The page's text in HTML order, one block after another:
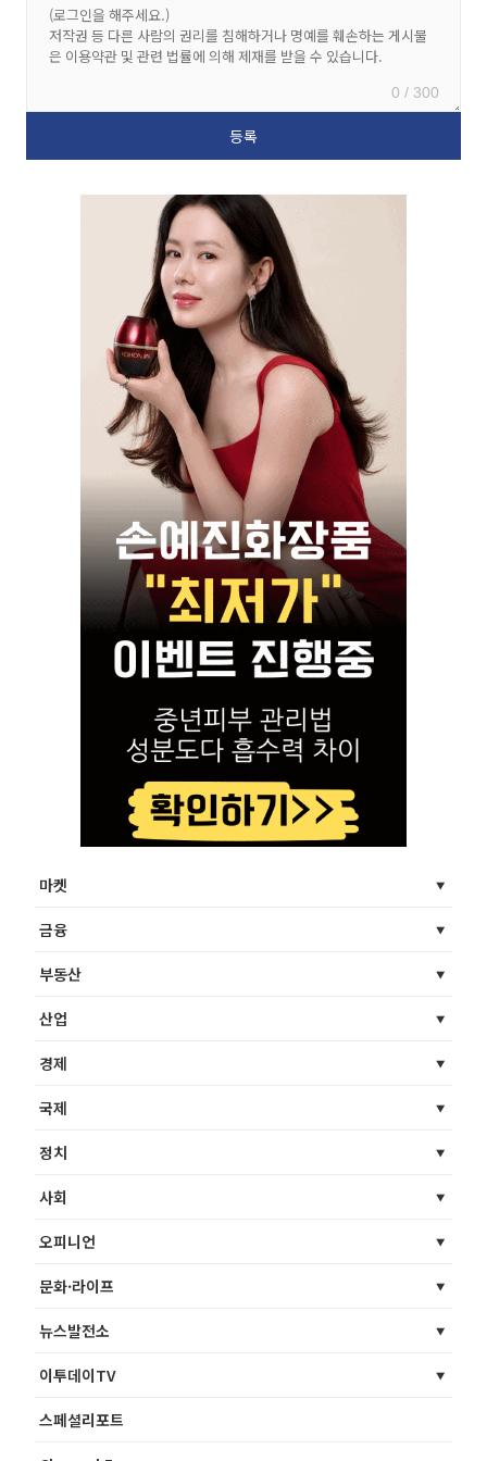
0 / 300
마켓
금융
부동산
산업
경제
국제
정치
사회
오피니언
문화·라이프
뉴스발전소
이투데이TV
스페셜리포트